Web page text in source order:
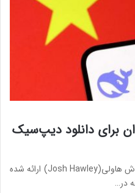
برای دانلود دیپ‌سیک
لایحه‌ای که به تازگی از سوی سناتور جاش هاولی(Josh Hawley) ارائه شده
در…